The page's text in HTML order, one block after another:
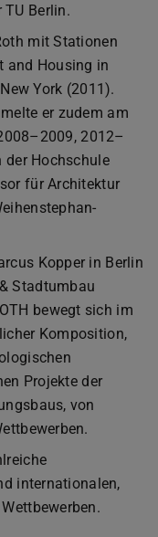
Berlin.
mit Stationen
and Housing in
York (2011).
er zudem am
2012–
der Hochschule
für Architektur
Kopper in Berlin
Stadtumbau
bewegt sich im
Komposition,
Projekte der
von
internationalen,